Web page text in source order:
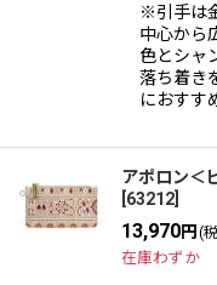
※引手は
中心から
色とシャ
落ち着き
におすす
アポロン＜
[63212]
13,970円(
在庫わずか